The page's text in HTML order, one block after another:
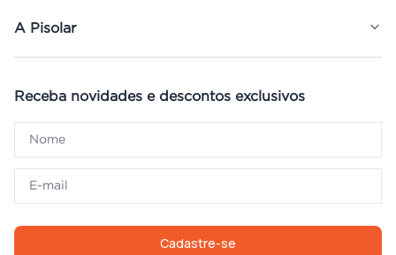
A Pisolar
Receba novidades e descontos exclusivos
Cadastre-se